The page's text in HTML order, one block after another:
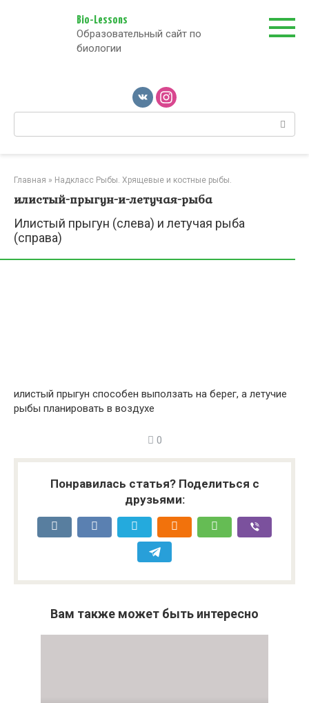
Bio-Lessons
Образовательный сайт по
биологии
Поиск:
Главная » Надкласс Рыбы. Хрящевые и костные рыбы.
илистый-прыгун-и-летучая-рыба
Илистый прыгун (слева) и летучая рыба
(справа)
илистый прыгун способен выползать на берег, а летучие
рыбы планировать в воздухе
0
Понравилась статья? Поделиться с
друзьями:
Вам также может быть интересно